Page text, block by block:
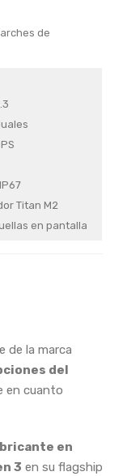
de
Titan M2
en pantalla
de la marca
del
en cuanto
en
3 en su flagship